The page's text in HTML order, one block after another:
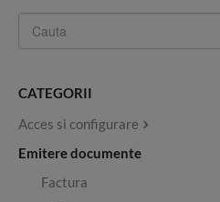
CATEGORII
Acces si configurare
Emitere documente
Factura